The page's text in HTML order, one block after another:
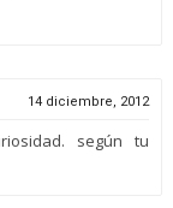
14 diciembre, 2012
según tu